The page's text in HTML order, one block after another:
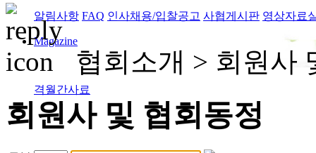
알림사항 FAQ 인사채용/입찰공고 사협게시판 영상자료
Magazine
격월간사료
협회소개 > 회원사
회원사 및 협회동정